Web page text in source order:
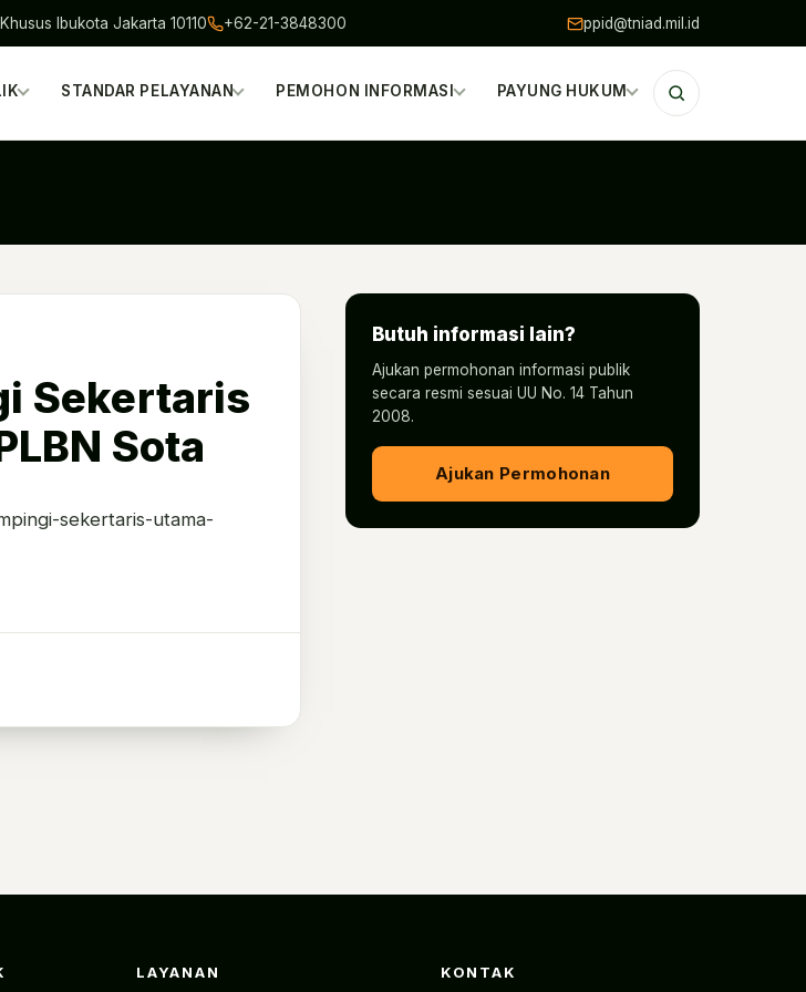
Ibukota Jakarta 10110 +62-21-3848300 ppid@tniad.mil.id
STANDAR PELAYANAN PEMOHON INFORMASI PAYUNG HUKUM
Sekertaris
Sota
sekertaris-utama-
Butuh informasi lain?
Ajukan permohonan informasi publik
secara resmi sesuai UU No. 14 Tahun
2008.
Ajukan Permohonan
LAYANAN KONTAK